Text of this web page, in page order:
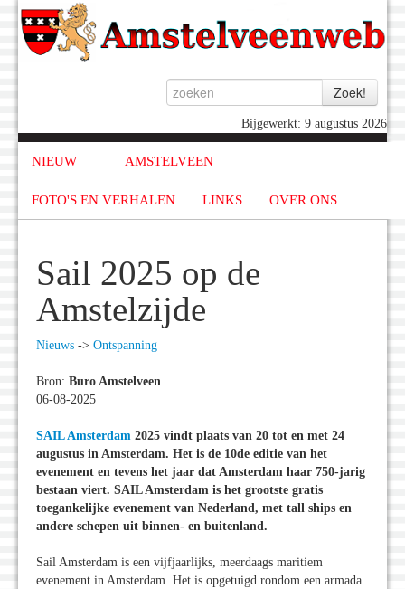
Bijgewerkt: 9 augustus 2026
NIEUW AMSTELVEEN
FOTO'S EN VERHALEN LINKS OVER ONS
Sail 2025 op de
Amstelzijde
Nieuws -> Ontspanning
Bron: Buro Amstelveen
06-08-2025
SAIL Amsterdam 2025 vindt plaats van 20 tot en met 24
augustus in Amsterdam. Het is de 10de editie van het
evenement en tevens het jaar dat Amsterdam haar 750-jarig
bestaan viert. SAIL Amsterdam is het grootste gratis
toegankelijke evenement van Nederland, met tall ships en
andere schepen uit binnen- en buitenland.
Sail Amsterdam is een vijfjaarlijks, meerdaags maritiem
evenement in Amsterdam. Het is opgetuigd rondom een armada